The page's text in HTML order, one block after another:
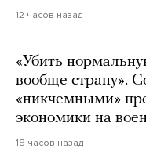
12 часов назад
«Убить
вообще страну».
«никчемными»
экономики на
18 часов назад